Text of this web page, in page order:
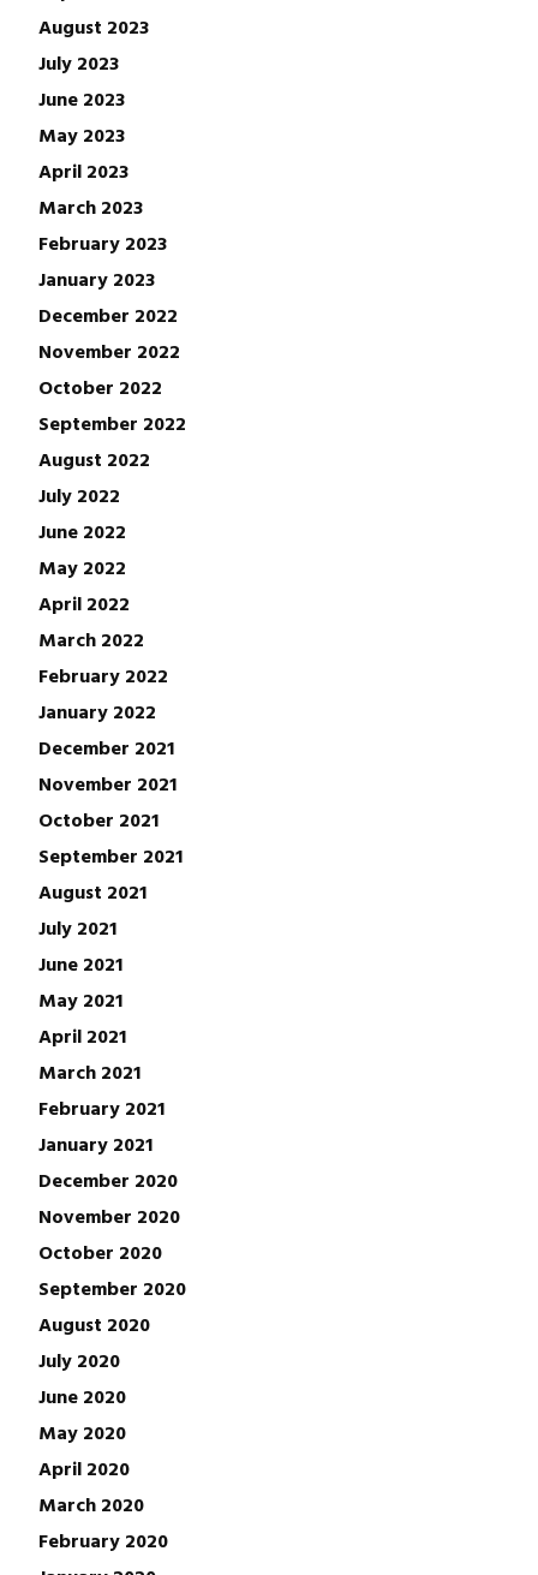
August 2023
July 2023
June 2023
May 2023
April 2023
March 2023
February 2023
January 2023
December 2022
November 2022
October 2022
September 2022
August 2022
July 2022
June 2022
May 2022
April 2022
March 2022
February 2022
January 2022
December 2021
November 2021
October 2021
September 2021
August 2021
July 2021
June 2021
May 2021
April 2021
March 2021
February 2021
January 2021
December 2020
November 2020
October 2020
September 2020
August 2020
July 2020
June 2020
May 2020
April 2020
March 2020
February 2020